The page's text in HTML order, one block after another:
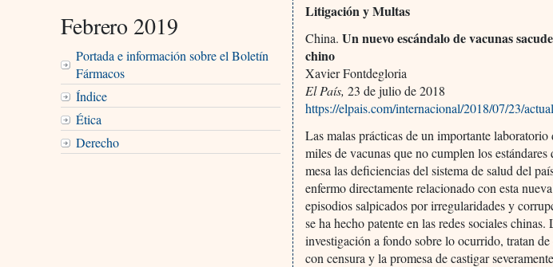
Febrero 2019
Portada e información sobre el Boletín
Fármacos
Índice
Ética
Derecho
Litigación y Multas
China. Un nuevo escándalo de vacunas
chino
Xavier Fontdegloria
El País, 23 de julio de 2018
https://elpais.com/internacional/2018/07/23/
Las malas prácticas de un importante
miles de vacunas que no cumplen los
mesa las deficiencias del sistema de salud del
enfermo directamente relacionado con esta
episodios salpicados por irregularidades y
se ha hecho patente en las redes sociales
investigación a fondo sobre lo ocurrido, tratan
con censura y la promesa de castigar